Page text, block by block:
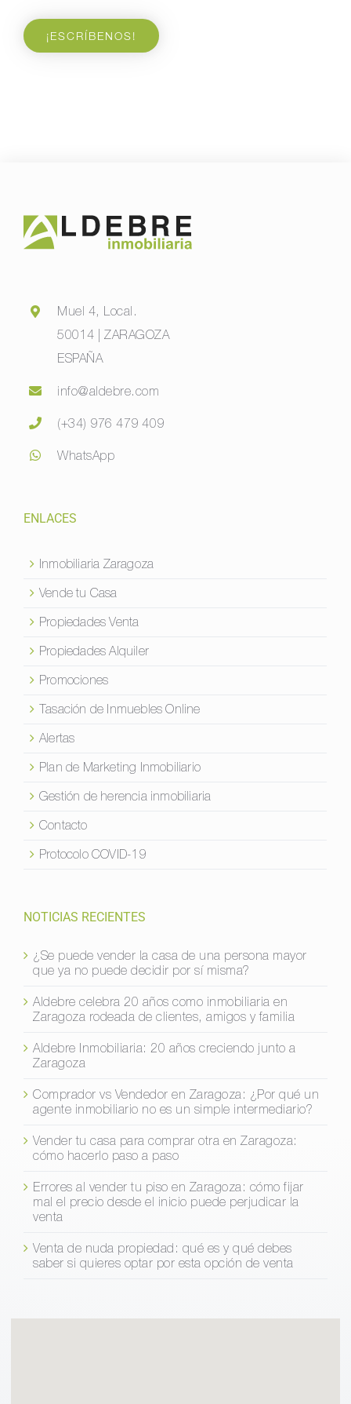
¡ESCRÍBENOS!
Muel 4, Local.
50014 | ZARAGOZA
ESPAÑA
info@aldebre.com
(+34) 976 479 409
WhatsApp
ENLACES
Inmobiliaria Zaragoza
Vende tu Casa
Propiedades Venta
Propiedades Alquiler
Promociones
Tasación de Inmuebles Online
Alertas
Plan de Marketing Inmobiliario
Gestión de herencia inmobiliaria
Contacto
Protocolo COVID-19
NOTICIAS RECIENTES
¿Se puede vender la casa de una persona mayor
que ya no puede decidir por sí misma?
Aldebre celebra 20 años como inmobiliaria en
Zaragoza rodeada de clientes, amigos y familia
Aldebre Inmobiliaria: 20 años creciendo junto a
Zaragoza
Comprador vs Vendedor en Zaragoza: ¿Por qué un
agente inmobiliario no es un simple intermediario?
Vender tu casa para comprar otra en Zaragoza:
cómo hacerlo paso a paso
Errores al vender tu piso en Zaragoza: cómo fijar
mal el precio desde el inicio puede perjudicar la
venta
Venta de nuda propiedad: qué es y qué debes
saber si quieres optar por esta opción de venta